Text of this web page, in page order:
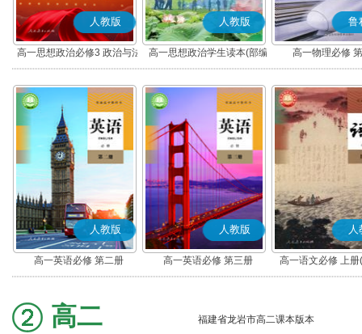
人教版
高一思想政治必修3 政治与法
治(部编版)
人教版
高一思想政治学生读本(部编
版)
鲁
高一物理必修
人教版
高一英语必修 第二册
人教版
高一英语必修 第三册
人
高一语文必修 上
高二 福建省龙岩市高二课本版本